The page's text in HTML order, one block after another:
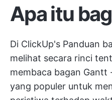
Apa itu
Di ClickUp's Panduan
melihat secara rinci
membaca bagan Gantt
yang populer untuk